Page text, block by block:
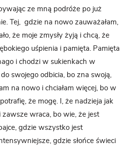
ze mną podróże po już
Tej, gdzie na nowo zauważałam,
że moje zmysły żyją i chcą, że
uśpienia i pamięta. Pamięta
i chodzi w sukienkach w
swojego odbicia, bo zna swoją,
na nowo i chciałam więcej, bo w
że mogę. I, że nadzieja jak
wraca, bo wie, że jest
gdzie wszystko jest
gdzie słońce świeci